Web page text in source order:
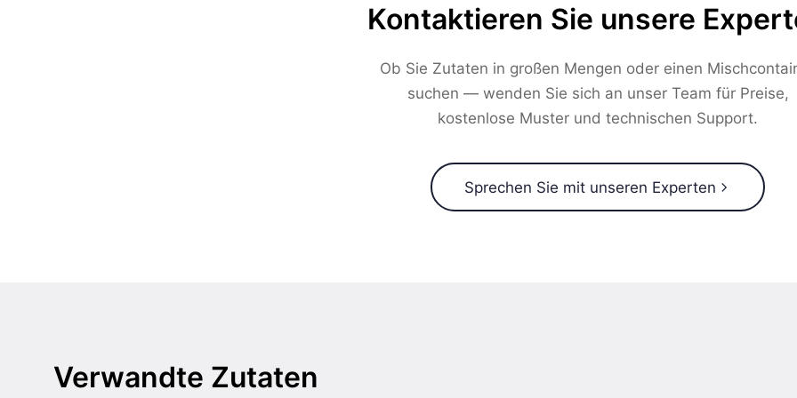
Kontaktieren Sie unsere
Ob Sie Zutaten in großen Mengen oder einen
suchen — wenden Sie sich an unser Team für Preise,
kostenlose Muster und technischen Support.
Sprechen Sie mit unseren Experten
Verwandte Zutaten